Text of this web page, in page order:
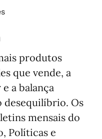
produtos
que vende, a
a balança
desequilíbrio. Os
mensais do
Políticas e